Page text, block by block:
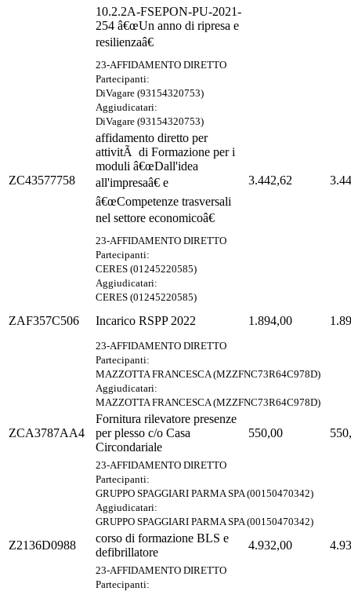
10.2.2A-FSEPON-PU-2021-
254 â€œUn anno di ripresa e
resilienzaâ€
23-AFFIDAMENTO DIRETTO
Partecipanti:
DiVagare (93154320753)
Aggiudicatari:
DiVagare (93154320753)
ZC43577758
affidamento diretto per
attivitÃ di Formazione per i
moduli â€œDall'idea
all'impresaâ€ e
â€œCompetenze trasversali
nel settore economicoâ€
3.442,62
23-AFFIDAMENTO DIRETTO
Partecipanti:
CERES (01245220585)
Aggiudicatari:
CERES (01245220585)
ZAF357C506 Incarico RSPP 2022 1.894,00
23-AFFIDAMENTO DIRETTO
Partecipanti:
MAZZOTTA FRANCESCA (MZZFNC73R64C978D)
Aggiudicatari:
MAZZOTTA FRANCESCA (MZZFNC73R64C978D)
ZCA3787AA4
Fornitura rilevatore presenze
per plesso c/o Casa
Circondariale
550,00
23-AFFIDAMENTO DIRETTO
Partecipanti:
GRUPPO SPAGGIARI PARMA SPA (00150470342)
Aggiudicatari:
GRUPPO SPAGGIARI PARMA SPA (00150470342)
Z2136D0988
corso di formazione BLS e
defibrillatore
4.932,00
23-AFFIDAMENTO DIRETTO
Partecipanti: